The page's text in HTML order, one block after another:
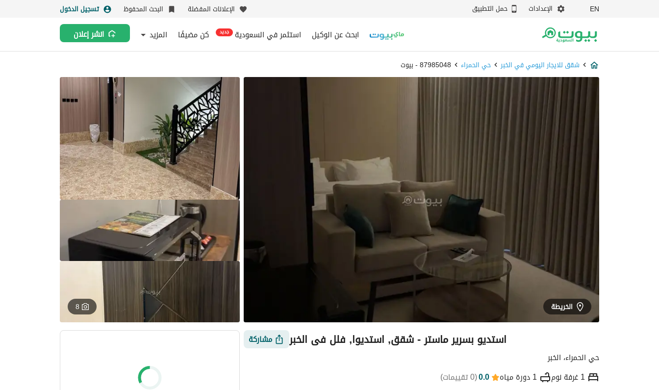
EN الإعدادات حمل التطبيق الإعلانات المفضلة البحث المحفوظ تسجيل الدخول
ابحث عن الوكيل استثمر في السعودية جديد كن مضيفًا المزيد انشر إعلان
شقق للايجار اليومي في الخبر حي الحمراء 87985048 - بيوت
الخريطة 8
استديو بسرير ماستر - شقق, استديوا, فلل في الخبر
مشاركة
حي الحمراء، الخبر
1 غرفة نوم 1 دورة مياه 0.0
(0 تقييمات )